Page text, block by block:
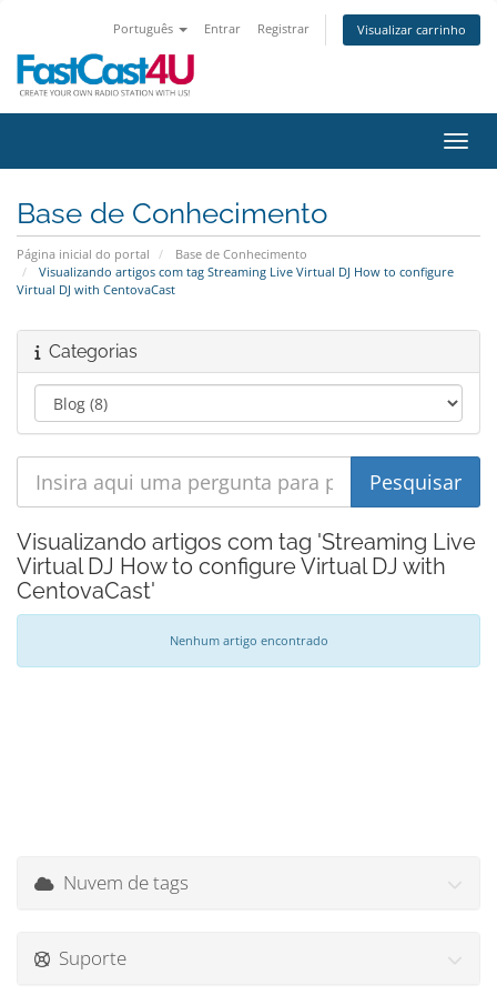
Português Entrar Registrar Visualizar carrinho
Base de Conhecimento
Página inicial do portal
Base de Conhecimento
Visualizando artigos com tag Streaming Live Virtual DJ How to configure
Virtual DJ with CentovaCast
Categorias
Visualizando artigos com tag 'Streaming Live
Virtual DJ How to configure Virtual DJ with
CentovaCast'
Nenhum artigo encontrado
Nuvem de tags
Suporte